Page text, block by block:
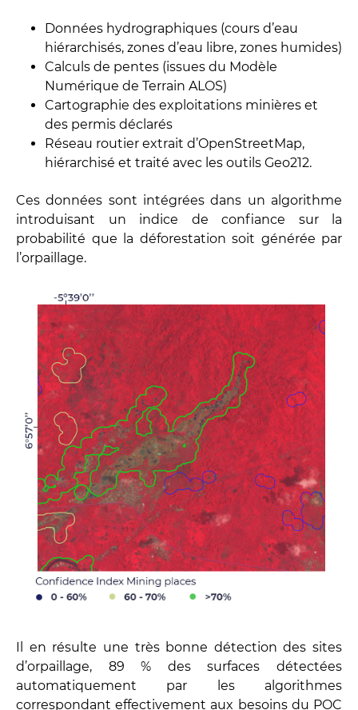
Données hydrographiques (cours d’eau
hiérarchisés, zones d’eau libre, zones humides)
Calculs de pentes (issues du Modèle
Numérique de Terrain ALOS)
Cartographie des exploitations minières et
des permis déclarés
Réseau routier extrait d’OpenStreetMap,
hiérarchisé et traité avec les outils Geo212.
Ces données sont intégrées dans un algorithme
introduisant un indice de confiance sur la
probabilité que la déforestation soit générée par
l’orpaillage.
Il en résulte une très bonne détection des sites
d’orpaillage, 89 % des surfaces détectées
automatiquement par les algorithmes
correspondant effectivement aux besoins du POC